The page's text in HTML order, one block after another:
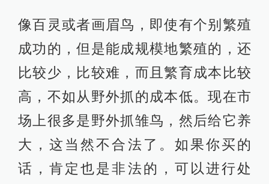
像百灵或者画眉鸟，即使有个别繁殖
成功的，但是能成规模地繁殖的，还
比较少，比较难，而且繁育成本比较
高，不如从野外抓的成本低。现在市
场上很多是野外抓雏鸟，然后给它养
大，这当然不合法了。如果你买的
话，肯定也是非法的，可以进行处